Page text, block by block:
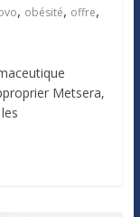
, obésité, offre,
Metsera,